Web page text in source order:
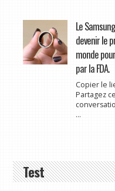
Le
devenir le
monde
par la FDA.
Copier le
Partagez
...
Test